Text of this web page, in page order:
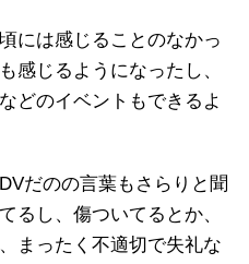
には感じることのなかっ
感じるようになったし、
どのイベントもできるよ
だのの言葉もさらりと聞
るし、傷ついてるとか、
まったく不適切で失礼な